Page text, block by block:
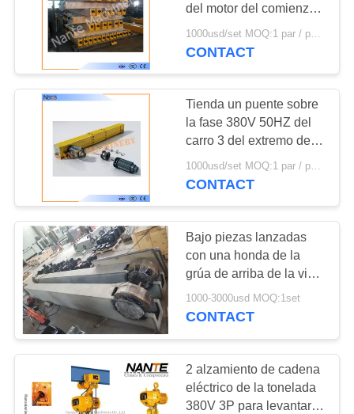
COTIZACIÓN
COMPANY
NEWS
MAPA
PRIVACY
POLICY
del motor del comienzo
de Softing en industrial
pesado
CONTACT
Tienda un puente sobre
la fase 380V 50HZ del
carro 3 del extremo de la
grúa del acero eléctrico
modificada para
1000usd/set MOQ:1 par / pares
CONTACT
Bajo piezas lanzadas
con una honda de la
grúa de arriba de la viga
del carro del extremo de
la grúa solas
1000-3000usd MOQ:1set
CONTACT
2 alzamiento de cadena
eléctrico de la tonelada
380V 3P para levantar